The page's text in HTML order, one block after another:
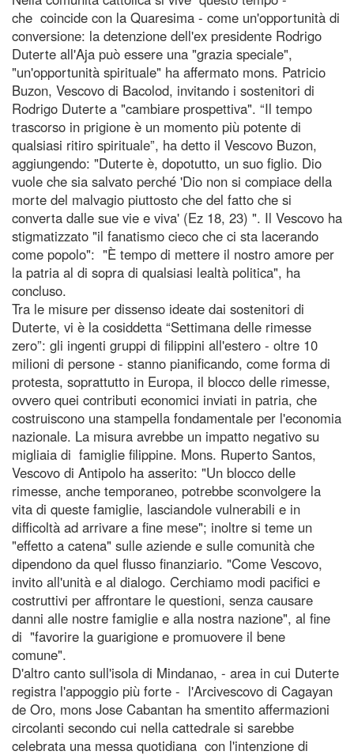
che coincide con la Quaresima - come un'opportunità di
conversione: la detenzione dell'ex presidente Rodrigo
Duterte all'Aja può essere una "grazia speciale",
"un'opportunità spirituale" ha affermato mons. Patricio
Buzon, Vescovo di Bacolod, invitando i sostenitori di
Rodrigo Duterte a "cambiare prospettiva". “Il tempo
trascorso in prigione è un momento più potente di
qualsiasi ritiro spirituale”, ha detto il Vescovo Buzon,
aggiungendo: "Duterte è, dopotutto, un suo figlio. Dio
vuole che sia salvato perché 'Dio non si compiace della
morte del malvagio piuttosto che del fatto che si
converta dalle sue vie e viva' (Ez 18, 23) ". Il Vescovo ha
stigmatizzato "il fanatismo cieco che ci sta lacerando
come popolo": "È tempo di mettere il nostro amore per
la patria al di sopra di qualsiasi lealtà politica", ha
concluso.
Tra le misure per dissenso ideate dai sostenitori di
Duterte, vi è la cosiddetta “Settimana delle rimesse
zero”: gli ingenti gruppi di filippini all'estero - oltre 10
milioni di persone - stanno pianificando, come forma di
protesta, soprattutto in Europa, il blocco delle rimesse,
ovvero quei contributi economici inviati in patria, che
costruiscono una stampella fondamentale per l'economia
nazionale. La misura avrebbe un impatto negativo su
migliaia di famiglie filippine. Mons. Ruperto Santos,
Vescovo di Antipolo ha asserito: "Un blocco delle
rimesse, anche temporaneo, potrebbe sconvolgere la
vita di queste famiglie, lasciandole vulnerabili e in
difficoltà ad arrivare a fine mese"; inoltre si teme un
"effetto a catena" sulle aziende e sulle comunità che
dipendono da quel flusso finanziario. "Come Vescovo,
invito all'unità e al dialogo. Cerchiamo modi pacifici e
costruttivi per affrontare le questioni, senza causare
danni alle nostre famiglie e alla nostra nazione", al fine
di "favorire la guarigione e promuovere il bene
comune".
D'altro canto sull'isola di Mindanao, - area in cui Duterte
registra l'appoggio più forte - l'Arcivescovo di Cagayan
de Oro, mons Jose Cabantan ha smentito affermazioni
circolanti secondo cui nella cattedrale si sarebbe
celebrata una messa quotidiana con l'intenzione di